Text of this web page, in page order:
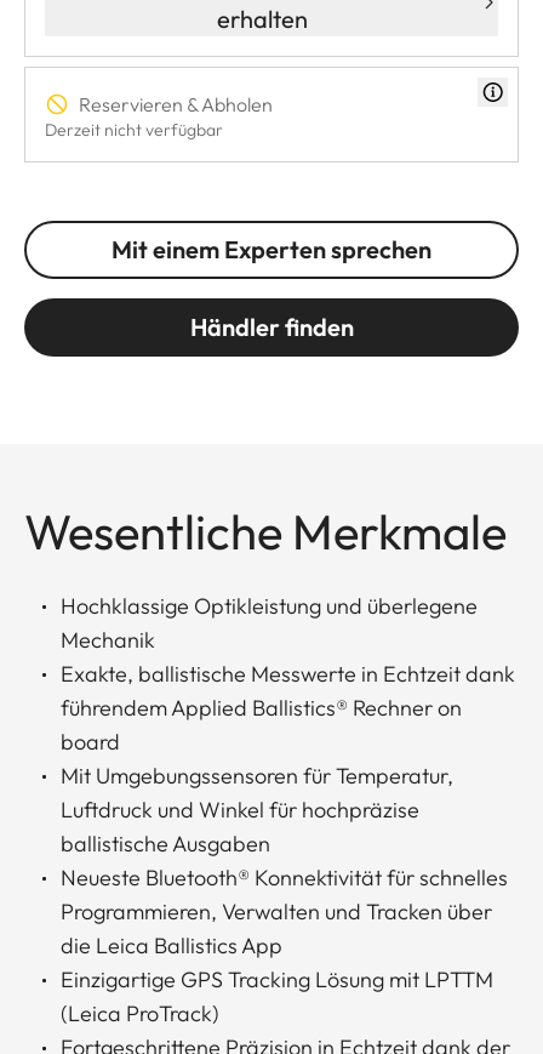
erhalten
Reservieren & Abholen
Derzeit nicht verfügbar
Mit einem Experten sprechen
Händler finden
Wesentliche Merkmale
Hochklassige Optikleistung und überlegene
Mechanik
Exakte, ballistische Messwerte in Echtzeit dank
führendem Applied Ballistics® Rechner on
board
Mit Umgebungssensoren für Temperatur,
Luftdruck und Winkel für hochpräzise
ballistische Ausgaben
Neueste Bluetooth® Konnektivität für schnelles
Programmieren, Verwalten und Tracken über
die Leica Ballistics App
Einzigartige GPS Tracking Lösung mit LPTTM
(Leica ProTrack)
Fortgeschrittene Präzision in Echtzeit dank der